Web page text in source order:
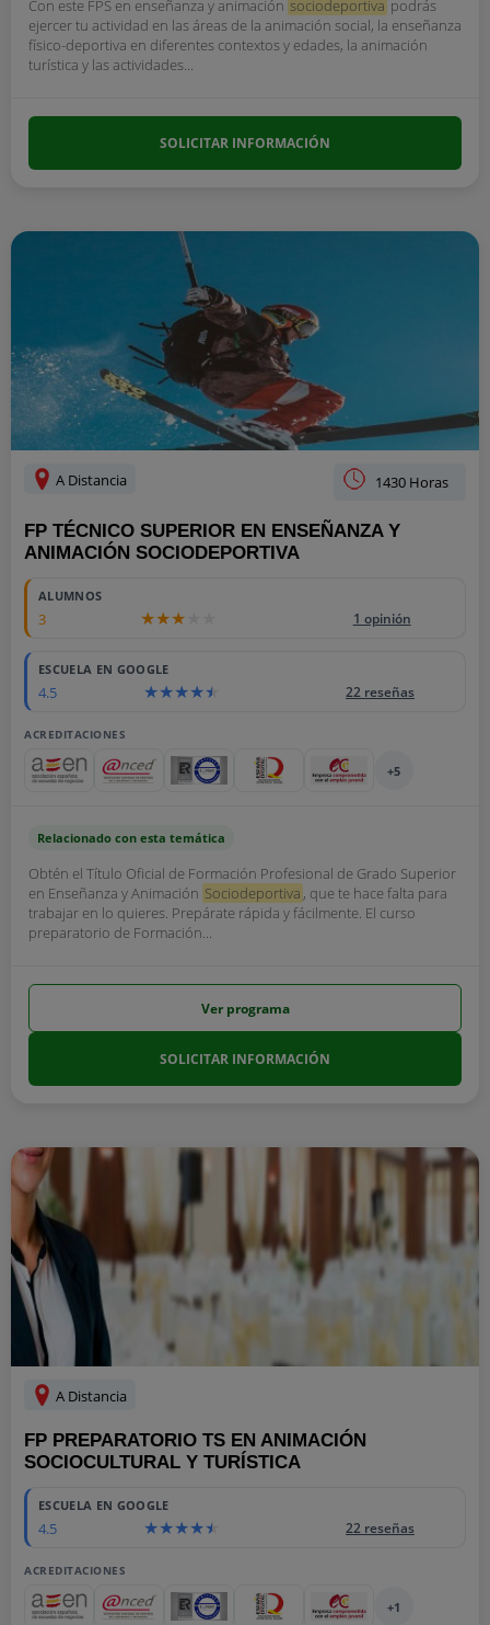
Con este FPS en enseñanza y animación sociodeportiva podrás
ejercer tu actividad en las áreas de la animación social, la enseñanza
físico-deportiva en diferentes contextos y edades, la animación
turística y las actividades...
SOLICITAR INFORMACIÓN
A Distancia 1430 Horas
FP TÉCNICO SUPERIOR EN ENSEÑANZA Y
ANIMACIÓN SOCIODEPORTIVA
ALUMNOS
3 1 opinión
ESCUELA EN GOOGLE
4.5 22 reseñas
ACREDITACIONES
+5
Relacionado con esta temática
Obtén el Título Oficial de Formación Profesional de Grado Superior
en Enseñanza y Animación Sociodeportiva , que te hace falta para
trabajar en lo quieres. Prepárate rápida y fácilmente. El curso
preparatorio de Formación...
Ver programa
SOLICITAR INFORMACIÓN
A Distancia
FP PREPARATORIO TS EN ANIMACIÓN
SOCIOCULTURAL Y TURÍSTICA
ESCUELA EN GOOGLE
4.5 22 reseñas
ACREDITACIONES
+1